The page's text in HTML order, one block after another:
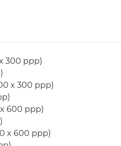
300 ppp)
x 300 ppp)
600 ppp)
x 600 ppp)